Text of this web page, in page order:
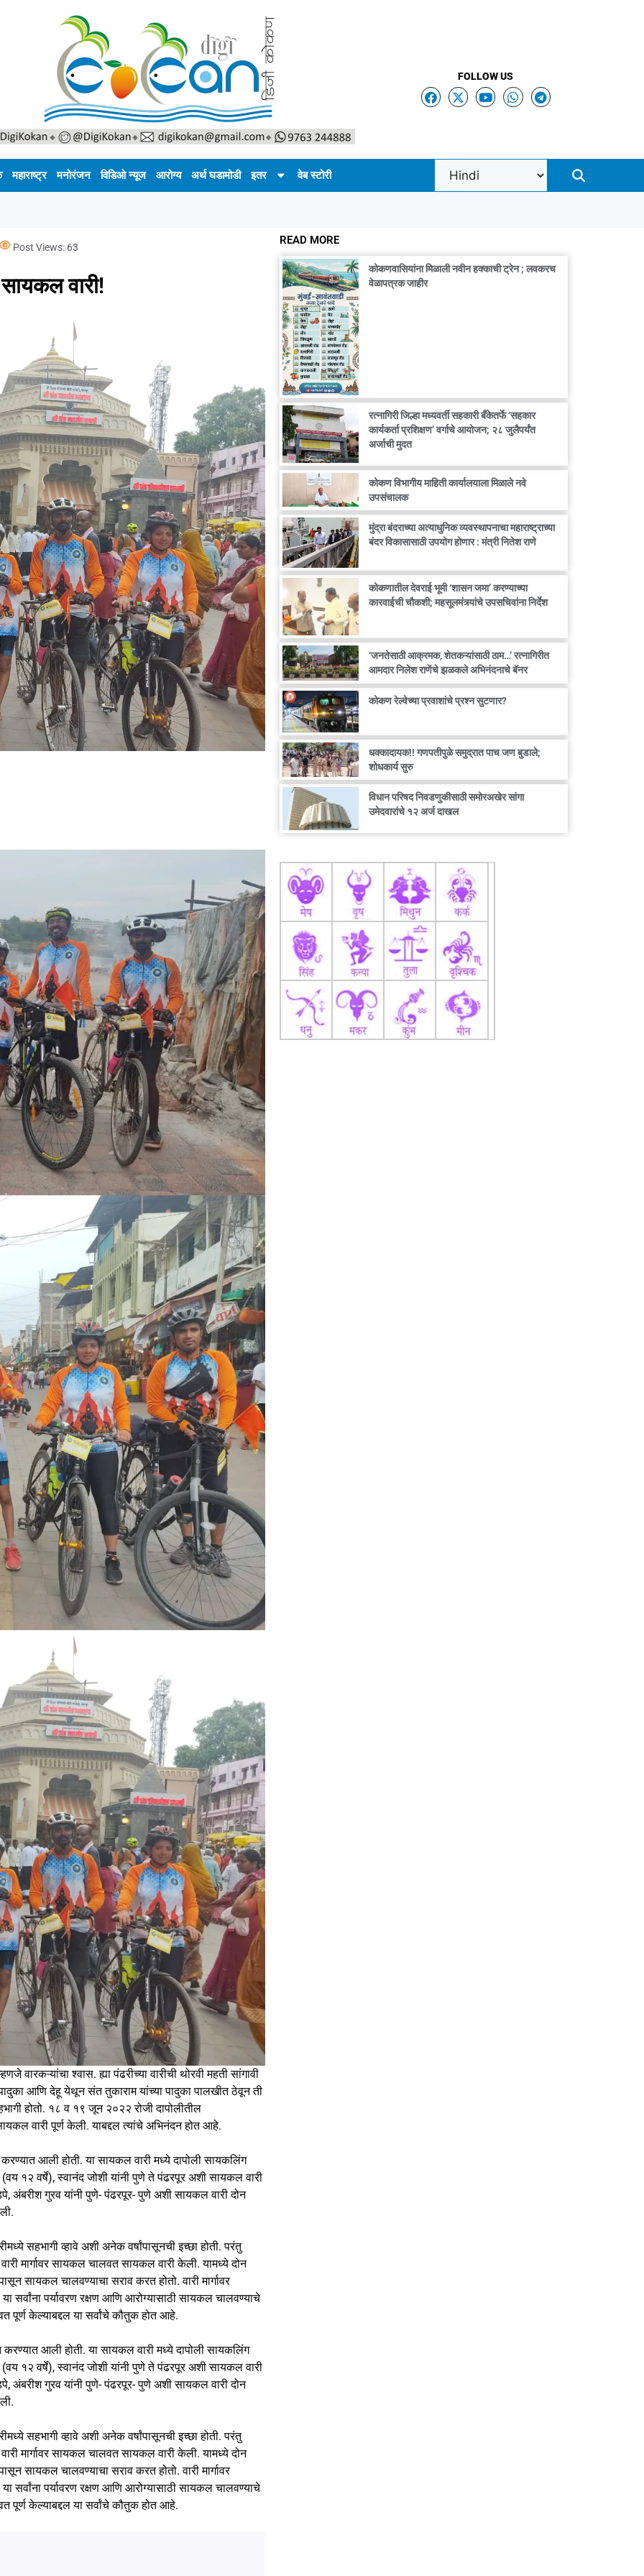
FOLLOW US
महाराष्ट्र मनोरंजन विडिओ न्यूज आरोग्य अर्थ घडामोडी इतर वेब स्टोरी
Post Views: 63
वारी!
वारकऱ्यांचा श्वास. ह्या पंढरीच्या वारीची थोरवी महती सांगावी
आणि देहू येथून संत तुकाराम यांच्या पादुका पालखीत ठेवून ती
होतो. १८ व १९ जून २०२२ रोजी दापोलीतील
वारी पूर्ण केली. याबद्दल त्यांचे अभिनंदन होत आहे.
आली होती. या सायकल वारी मध्ये दापोली सायकलिंग
१२ वर्षे), स्वानंद जोशी यांनी पुणे ते पंढरपूर अशी सायकल वारी
अंबरीश गुरव यांनी पुणे- पंढरपूर- पुणे अशी सायकल वारी दोन
सहभागी व्हावे अशी अनेक वर्षांपासूनची इच्छा होती. परंतु
मार्गावर सायकल चालवत सायकल वारी केली. यामध्ये दोन
सायकल चालवण्याचा सराव करत होतो. वारी मार्गावर
सर्वांना पर्यावरण रक्षण आणि आरोग्यासाठी सायकल चालवण्याचे
पूर्ण केल्याबद्दल या सर्वांचे कौतुक होत आहे.
आली होती. या सायकल वारी मध्ये दापोली सायकलिंग
१२ वर्षे), स्वानंद जोशी यांनी पुणे ते पंढरपूर अशी सायकल वारी
अंबरीश गुरव यांनी पुणे- पंढरपूर- पुणे अशी सायकल वारी दोन
सहभागी व्हावे अशी अनेक वर्षांपासूनची इच्छा होती. परंतु
मार्गावर सायकल चालवत सायकल वारी केली. यामध्ये दोन
सायकल चालवण्याचा सराव करत होतो. वारी मार्गावर
सर्वांना पर्यावरण रक्षण आणि आरोग्यासाठी सायकल चालवण्याचे
पूर्ण केल्याबद्दल या सर्वांचे कौतुक होत आहे.
READ MORE
कोकणवासियांना मिळाली नवीन हक्काची ट्रेन ; लवकरच
वेळापत्रक जाहीर
रत्नागिरी जिल्हा मध्यवर्ती सहकारी बँकेतर्फे ‘सहकार
कार्यकर्ता प्रशिक्षण’ वर्गाचे आयोजन; २८ जुलैपर्यंत
अर्जाची मुदत
कोकण विभागीय माहिती कार्यालयाला मिळाले नवे
उपसंचालक
मुंद्रा बंदराच्या अत्याधुनिक व्यवस्थापनाचा महाराष्ट्राच्या
बंदर विकासासाठी उपयोग होणार : मंत्री नितेश राणे
कोकणातील देवराई भूमी ‘शासन जमा’ करण्याच्या
कारवाईची चौकशी; महसूलमंत्र्यांचे उपसचिवांना निर्देश
‘जनतेसाठी आक्रमक, शेतकऱ्यांसाठी ठाम…’ रत्नागिरीत
आमदार निलेश राणेंचे झळकले अभिनंदनाचे बॅनर
कोकण रेल्वेच्या प्रवाशांचे प्रश्न सुटणार?
धक्कादायक!! गणपतीपुळे समुद्रात पाच जण बुडाले;
शोधकार्य सुरु
विधान परिषद निवडणुकीसाठी समोरअखेर सांगा
उमेदवारांचे १२ अर्ज दाखल